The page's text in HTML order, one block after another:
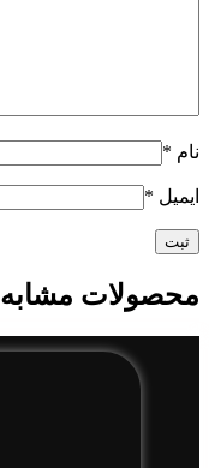
نام *
ایمیل *
محصولات مشابه